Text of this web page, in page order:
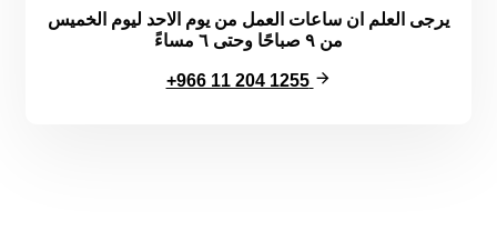
يرجى العلم ان ساعات العمل من يوم الاحد ليوم الخميس
من ٩ صباحًا وحتى ٦ مساءً
+966 11 204 1255